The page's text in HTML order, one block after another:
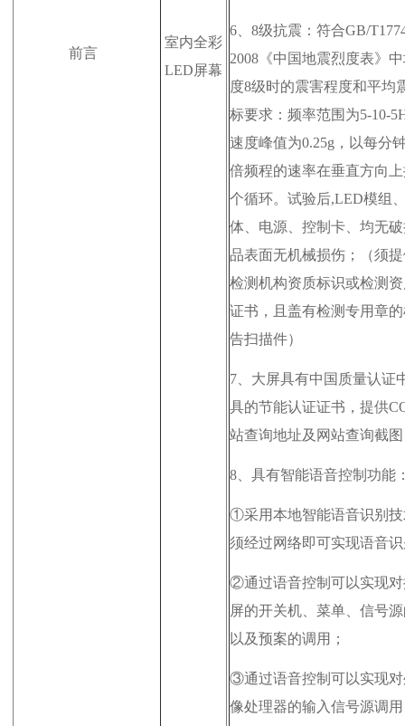
前言
室内全彩
LED屏幕
6、 8级抗震：符合GB/
2008《中国地震烈度表》
度8级时的震害程度和平均
标要求：频率范围为5-10-
速度峰值为0.25g，以每分
倍频程的速率在垂直方向
个循环。试验后,LED模组
体、电源、控制卡、均无
品表面无机械损伤；（须
检测机构资质标识或检测
证书，且盖有检测专用章
告扫描件）
7、 大屏具有中国质量认证
具的节能认证证书，提供
站查询地址及网站查询截
8、 具有智能语音控制功能
①采用本地智能语音识别
须经过网络即可实现语音
②通过语音控制可以实现
屏的开关机、菜单、信号
以及预案的调用；
③通过语音控制可以实现
像处理器的输入信号源调